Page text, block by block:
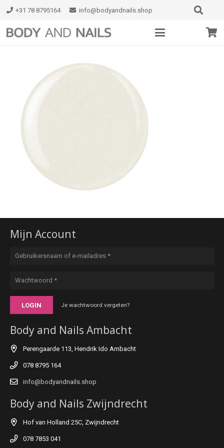
+31 78 8795164 info@bodyandnails.shop
Mijn Account
LOGIN Je wachtwoord vergeten?
Body and Nails Ambacht
Perengaarde 113, Hendrik Ido Ambacht
078 8795 164
info@bodyandnails.shop
Body and Nails Zwijndrecht
Hof van Holland 25C, Zwijndrecht
078 7853 041